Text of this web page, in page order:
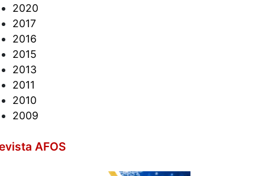
2020
2017
2016
2015
2013
2011
2010
2009
AFOS